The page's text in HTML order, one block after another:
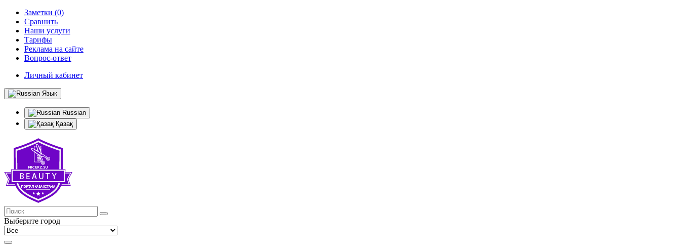
Заметки (0)
Сравнить
Наши услуги
Тарифы
Реклама на сайте
Вопрос-ответ
Личный кабинет
Язык
Russian
Қазақ
Выберите город